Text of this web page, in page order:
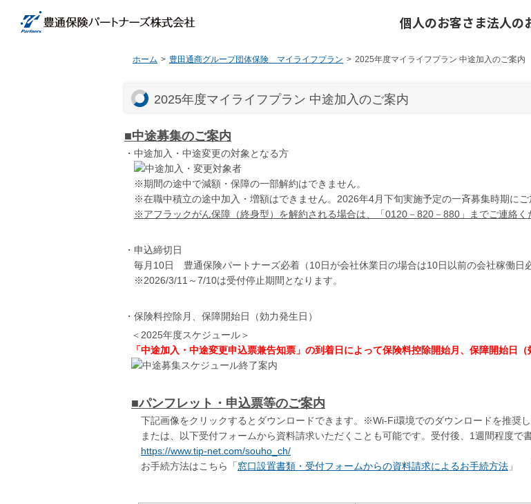
個人のお客さま法人の
ホーム 豊田通商グループ団体保険 マイライフプラン 2025年度マイライフプラン 中途加入のご案内
2025年度マイライフプラン 中途加入のご案内
■中途募集のご案内
・中途加入・中途変更の対象となる方
※期間の途中で減額・保障の一部解約はできません。
※在職中積立の途中加入・増額はできません。2026年4月下旬実施予定の一斉募集時期にご
※アフラックがん保障（終身型）を解約される場合は、「0120－820－880」までご連絡く
・申込締切日
毎月10日 豊通保険パートナーズ必着（10日が会社休業日の場合は10日以前の会社稼働日必
※2026/3/11～7/10は受付停止期間となります。
・保険料控除月、保障開始日（効力発生日）
＜2025年度スケジュール＞
「中途加入・中途変更申込票兼告知票」の到着日によって保険料控除開始月、保障開始日（
■パンフレット・申込票等のご案内
下記画像をクリックするとダウンロードできます。※Wi-Fi環境でのダウンロードを推奨し
または、以下受付フォームから資料請求いただくことも可能です。受付後、1週間程度で
https://www.tip-net.com/souho_ch/
お手続方法はこちら「 窓口設置書類・受付フォームからの資料請求によるお手続方法 」